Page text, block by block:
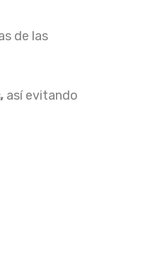
de las
así evitando